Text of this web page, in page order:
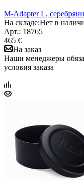
M-Adapter L,
На складе:Нет в
Арт.: 18765
465 €
На заказ
Наши менеджеры
условия заказа